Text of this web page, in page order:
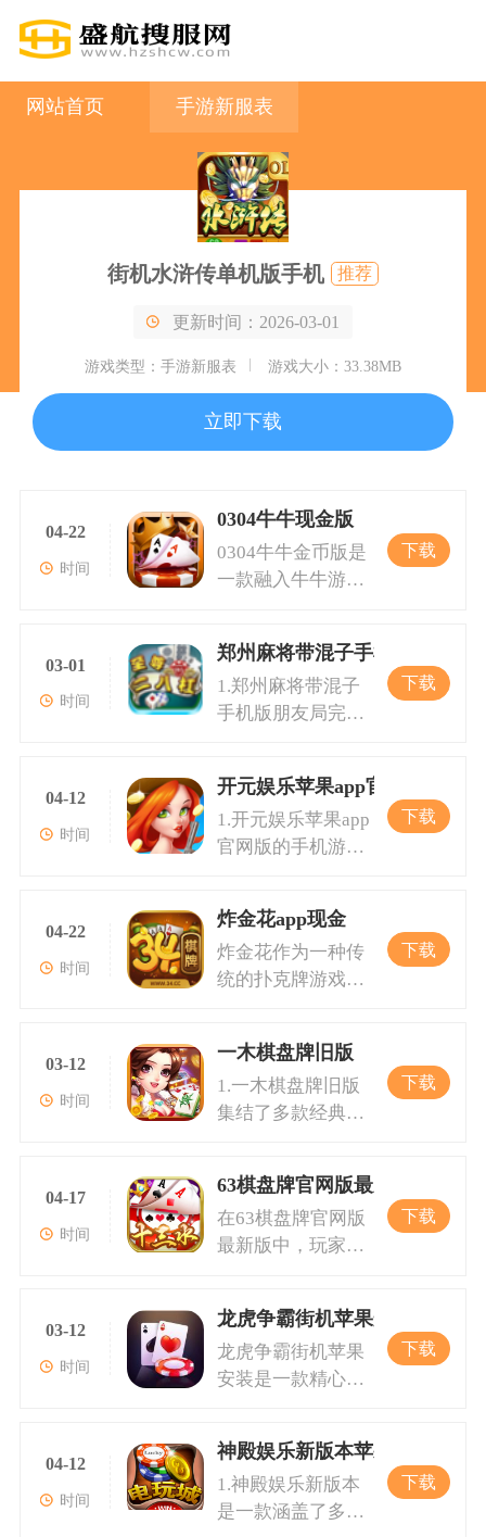
网站首页 手游新服表
街机水浒传单机版手机 推荐
更新时间：2026-03-01
游戏类型：手游新服表 游戏大小：33.38MB
立即下载
04-22
时间
0304牛牛现金版
0304牛牛金币版是
一款融入牛牛游戏
法和精致的画面，
使玩家仿佛置身于
真实的游戏室。游
二，这两个玩法不
仅考验玩家的策略
与技术，也为游戏
和挑战性。新手引
导非常细致，即使
是第一次玩牛牛游
戏的玩家，也能轻
线客服系统随时为
您答疑解惑，确保
您能在最佳状态下
进行游戏。游戏特
金币是重要的虚拟
货币，玩家可以通
过对战赢得金币并
用于游戏比赛、充
戏内的每日签到和
任务系统让玩
下载
03-01
时间
郑州麻将带混子手机版朋友局
1.郑州麻将带混子
手机版朋友局完美
家可以自由选择自
摸或者胡牌的策
略，进行激烈而刺
持多人在线竞技，
并且增添了混子牌
玩法，让游戏更加
变化多端，乐趣无
家，游戏内还贴心
提供了详细的玩法
指南和规则说明，
让你轻松成为麻将
腻的画质、流畅的
操作以及丰富的社
交互动功能赢得了
广大玩家的喜爱。
练习还是与好友交
流切磋，都能在这
款游戏中找到合适
的方式。游戏不仅
是你展示智慧与策
略的舞台。游戏特
下载
04-12
时间
开元娱乐苹果app官网版安装
1.开元娱乐苹果app
官网版的手机游戏
台。这款应用专注
于将传统游戏类游
戏全方位数字化，
戏的乐趣。官网版
并安装后，用户即
可体验丰富的游戏
计了针对性的规则
和玩法，使经典游
戏焕发新的生命
力，吸引各年龄段
三公是一款不仅在
中国广泛流行的扑
克牌游戏，也因其
简单易学的规则而
开元娱乐平台上，
玩家可以参与三公
的线上对战，不论
是想挑战自己的极
下载
04-22
时间
炸金花app现金
炸金花作为一种传
统的扑克牌游戏，
每位玩家将拥有三
张牌，根据牌面的
大小进行比拼，以
该游戏的独特之处
在于玩家需要在有
限的牌面信息下进
行策略性思考和金
否继续游戏或选择
放弃。这种结合了
运气与策略的玩
法，使得炸金花成
性和趣味性的扑克
游戏。炸金花app
金币则完美地将这
一游戏带到了移动
下载
03-12
时间
一木棋盘牌旧版
1.一木棋盘牌旧版
集结了多款经典的
一种纸牌游戏，其
核心在于玩家通过
加牌的方式，尽量
但不能超过。游戏
中基于传统扑克玩
法的拖拉机也备受
的四人对抗游戏，
讲究配合与战略。
2.对于喜欢游戏大
厅元素的玩家，
下载
04-17
时间
63棋盘牌官网版最新版
在63棋盘牌官网版
最新版中，玩家可
是一种简单易学但
技巧性很强的纸牌
游戏，玩家需要在
量避免超过点数十
点半，这种游戏非
常考验玩家的记忆
力和判断力。在拖
下载
03-12
时间
龙虎争霸街机苹果安装
龙虎争霸街机苹果
安装是一款精心打
玩法基础上，融入
了现代街机元素，
使玩家能够感受到
下载
04-12
时间
神殿娱乐新版本苹果
1.神殿娱乐新版本
是一款涵盖了多种
下载